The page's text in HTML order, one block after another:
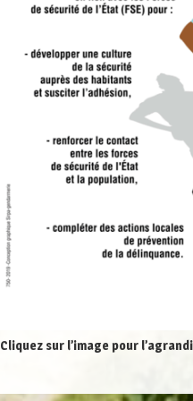
Cliquez sur l’image pour